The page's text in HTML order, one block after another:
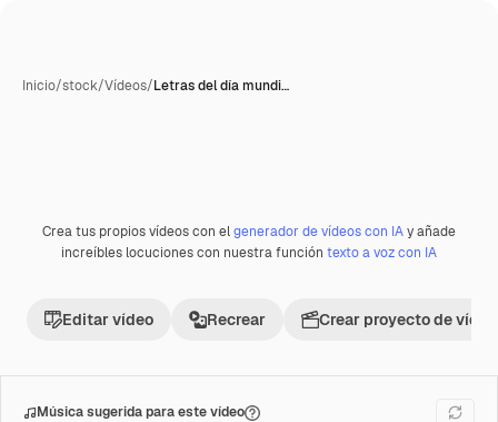
Inicio/stock/Vídeos/Letras del día mundi…
Premium
Crea tus propios vídeos con elgenerador de vídeos con IAy añade
increíbles locuciones con nuestra función texto a voz con IA
Editar vídeo Recrear Crear proyecto de vídeo
Música sugerida para este vídeo